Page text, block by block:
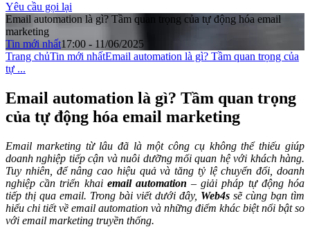
Yêu cầu gọi lại
Email automation là gì? Tầm quan trọng của tự động hóa email
marketing
Tin mới nhất17:00 - 11/06/2025
Trang chủTin mới nhấtEmail automation là gì? Tầm quan trọng của
tự ...
Email automation là gì? Tầm quan trọng
của tự động hóa email marketing
Email marketing từ lâu đã là một công cụ không thể thiếu giúp
doanh nghiệp tiếp cận và nuôi dưỡng mối quan hệ với khách hàng.
Tuy nhiên, để nâng cao hiệu quả và tăng tỷ lệ chuyển đổi, doanh
nghiệp cần triển khai email automation – giải pháp tự động hóa
tiếp thị qua email. Trong bài viết dưới đây, Web4s sẽ cùng bạn tìm
hiểu chi tiết về email automation và những điểm khác biệt nổi bật so
với email marketing truyền thống.